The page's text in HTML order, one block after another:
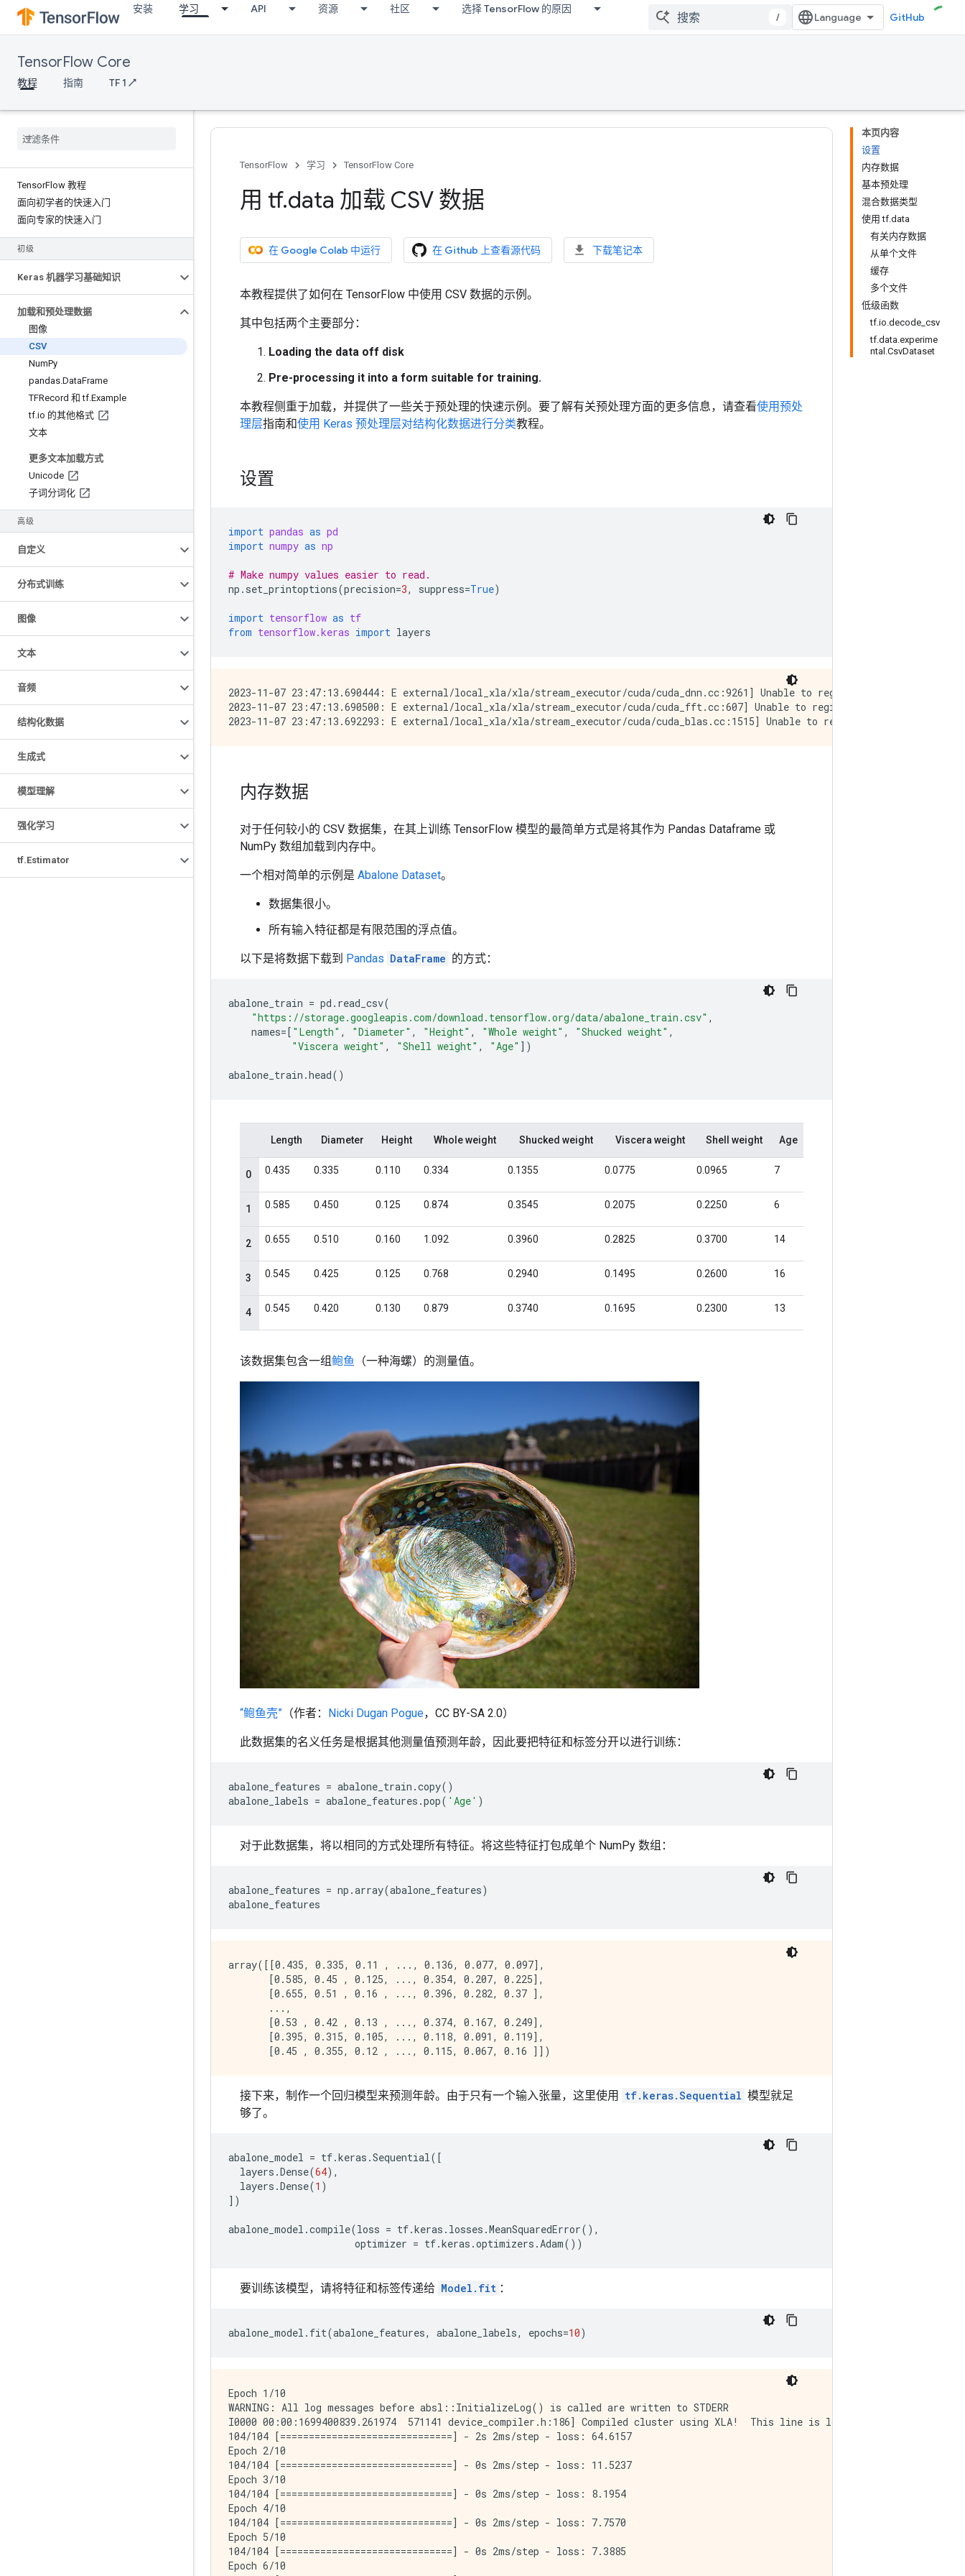
安装 学习 API 资源 社区 选择 TensorFlow 的原因
/ GitHub
TensorFlow Core
教程 指南 TF 1 ↗
TensorFlow 教程
面向初学者的快速入门
面向专家的快速入门
初级
Keras 机器学习基础知识
加载和预处理数据
图像
CSV
NumPy
pandas.DataFrame
TFRecord 和 tf.Example
tf.io 的其他格式
文本
更多文本加载方式
Unicode
子词分词化
高级
自定义
分布式训练
图像
文本
音频
结构化数据
生成式
模型理解
强化学习
tf.Estimator
本页内容
设置
内存数据
基本预处理
混合数据类型
使用 tf.data
有关内存数据
从单个文件
缓存
多个文件
低级函数
tf.io.decode_csv
tf.data.experime
ntal.CsvDataset
TensorFlow 学习 TensorFlow Core
用 tf.data 加载 CSV 数据
在 Google Colab 中运行 在 Github 上查看源代码 下载笔记本
本教程提供了如何在 TensorFlow 中使用 CSV 数据的示例。
其中包括两个主要部分：
Loading the data off disk
Pre-processing it into a form suitable for training.
本教程侧重于加载，并提供了一些关于预处理的快速示例。要了解有关预处理方面的更多信息，请查看使用预处
理层指南和使用 Keras 预处理层对结构化数据进行分类教程。
设置
import pandas as pd
import numpy as np
# Make numpy values easier to read.
np . set_printoptions(precision=3, suppress=True)
import tensorflow as tf
from tensorflow.keras import layers
2023-11-07 23:47:13.690444: E external/local_xla/xla/stream_executor/cuda/cuda_dnn.cc:9261] Unable to register cuDNN
2023-11-07 23:47:13.690500: E external/local_xla/xla/stream_executor/cuda/cuda_fft.cc:607] Unable to register cuFFT factory:
内存数据
对于任何较小的 CSV 数据集，在其上训练 TensorFlow 模型的最简单方式是将其作为 Pandas Dataframe 或
NumPy 数组加载到内存中。
一个相对简单的示例是 Abalone Dataset。
数据集很小。
所有输入特征都是有限范围的浮点值。
以下是将数据下载到 Pandas DataFrame 的方式：
abalone_train = pd . read_csv(
"https://storage.googleapis.com/download.tensorflow.org/data/abalone_train.csv" ,
names=[ "Length" , "Diameter" , "Height" , "Whole weight" , "Shucked weight" ,
"Viscera weight" , "Shell weight" , "Age" ])
abalone_train .head()
该数据集包含一组鲍鱼 （一种海螺）的测量值。
“鲍鱼壳” （作者： Nicki Dugan Pogue，CC BY-SA 2.0）
此数据集的名义任务是根据其他测量值预测年龄，因此要把特征和标签分开以进行训练：
abalone_features = abalone_train .copy()
abalone_labels = abalone_features .pop( 'Age' )
对于此数据集，将以相同的方式处理所有特征。将这些特征打包成单个 NumPy 数组：
abalone_features = np .array(abalone_features)
abalone_features
array([[0.435, 0.335, 0.11 , ..., 0.136, 0.077, 0.097],
       [0.585, 0.45 , 0.125, ..., 0.354, 0.207, 0.225],
       [0.655, 0.51 , 0.16 , ..., 0.396, 0.282, 0.37 ],
       ...,
       [0.53 , 0.42 , 0.13 , ..., 0.374, 0.167, 0.249],
       [0.395, 0.315, 0.105, ..., 0.118, 0.091, 0.119],
接下来，制作一个回归模型来预测年龄。由于只有一个输入张量，这里使用 tf.keras.Sequential 模型就足
够了。
abalone_model = tf.keras .Sequential([
layers .Dense(64),
layers .Dense(1 )
])
abalone_model .compile(loss = tf.keras . losses .MeanSquaredError(),
optimizer = tf.keras .optimizers .Adam())
要训练该模型，请将特征和标签传递给 Model.fit ：
abalone_model . fit(abalone_features, abalone_labels, epochs=10)
Epoch 1/10
WARNING: All log messages before absl::InitializeLog() is called are written to STDERR
I0000 00:00:1699400839.261974  571141 device_compiler.h:186] Compiled cluster using XLA!  This line is logged at most once
104/104 [==============================] - 2s 2ms/step - loss: 64.6157
Epoch 2/10
104/104 [==============================] - 0s 2ms/step - loss: 11.5237
Epoch 3/10
104/104 [==============================] - 0s 2ms/step - loss: 8.1954
Epoch 4/10
104/104 [==============================] - 0s 2ms/step - loss: 7.7570
Epoch 5/10
104/104 [==============================] - 0s 2ms/step - loss: 7.3885
Epoch 6/10